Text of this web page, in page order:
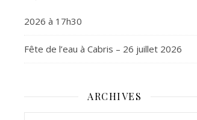
2026 à 17h30
Fête de l’eau à Cabris – 26 juillet 2026
ARCHIVES